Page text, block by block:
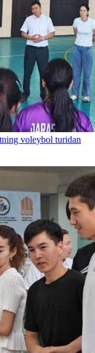
voleybol turidan